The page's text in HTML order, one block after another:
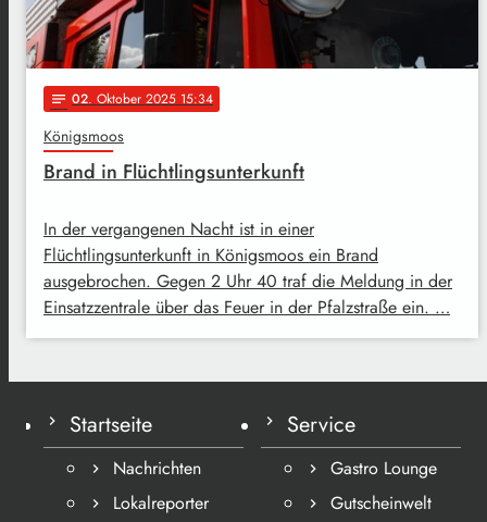
notes 02. Oktober 2025 15:34
Königsmoos
Brand in Flüchtlingsunterkunft
In der vergangenen Nacht ist in einer
Flüchtlingsunterkunft in Königsmoos ein Brand
ausgebrochen. Gegen 2 Uhr 40 traf die Meldung in der
Einsatzzentrale über das Feuer in der Pfalzstraße ein. …
Startseite
Nachrichten
Lokalreporter
Service
Gastro Lounge
Gutscheinwelt